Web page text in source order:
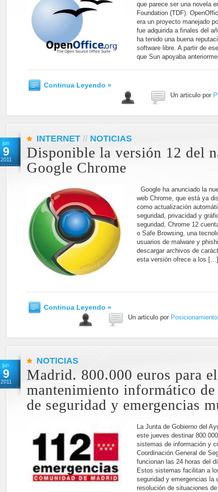
que parece ser una novela
Foundation (TDF).
era un proyecto manejado
fue adquirida a finales del
ha tenido una buena
software libre. A partir de
que Sun apoyaba
Continua Leyendo »
Un articulo por
jun
9
2011
INTERNET // NOTICIAS
Disponible la versión 12 del
Google Chrome
Google ha anunciado la
web Chrome, que está ya
como actualización
seguridad, privacidad y
seguridad, Chrome 12
o Safe Browsing, una
usuarios de malware y
descargar archivos de
esta versión ofrece a los […]
Continua Leyendo »
Un articulo por
jun
9
2011
NOTICIAS
Madrid. 800.000 euros para el
mantenimiento informático
de seguridad y emergencias
La Junta de Gobierno del
este jueves destinar
sistemas de información y
Coordinación General de
funcionan las 24 horas del
Estos sistemas facilitan a
seguridad y emergencias la
resolución de situaciones